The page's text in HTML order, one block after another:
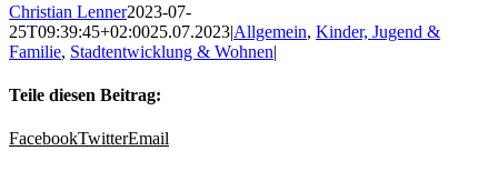
Christian Lenner2023-07-
25T09:39:45+02:0025.07.2023|Allgemein, Kinder, Jugend &
Familie, Stadtentwicklung & Wohnen|
Teile diesen Beitrag:
FacebookTwitterEmail